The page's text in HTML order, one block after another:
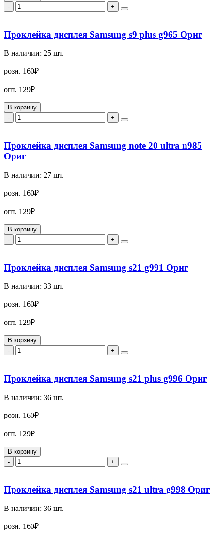
- +
Проклейка дисплея Samsung s9 plus g965 Ориг
В наличии: 25 шт.
розн. 160₽
опт. 129₽
В корзину
-
+
Проклейка дисплея Samsung note 20 ultra n985
Ориг
В наличии: 27 шт.
розн. 160₽
опт. 129₽
В корзину
-
+
Проклейка дисплея Samsung s21 g991 Ориг
В наличии: 33 шт.
розн. 160₽
опт. 129₽
В корзину
-
+
Проклейка дисплея Samsung s21 plus g996 Ориг
В наличии: 36 шт.
розн. 160₽
опт. 129₽
В корзину
-
+
Проклейка дисплея Samsung s21 ultra g998 Ориг
В наличии: 36 шт.
розн. 160₽